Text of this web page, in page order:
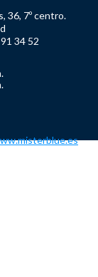
36, 7º centro.
34 52